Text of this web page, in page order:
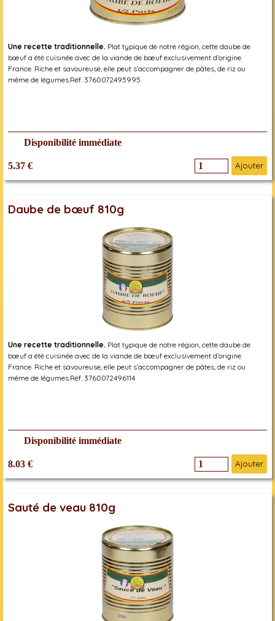
Une recette traditionnelle. Plat typique de notre région, cette daube de
bœuf a été cuisinée avec de la viande de bœuf exclusivement d’origine
France. Riche et savoureuse, elle peut s’accompagner de pâtes, de riz ou
même de légumes.Réf. 3760072495995
Disponibilité immédiate
5.37 € Ajouter
Daube de bœuf 810g
Une recette traditionnelle. Plat typique de notre région, cette daube de
bœuf a été cuisinée avec de la viande de bœuf exclusivement d’origine
France. Riche et savoureuse, elle peut s’accompagner de pâtes, de riz ou
même de légumes.Réf. 3760072496114
Disponibilité immédiate
8.03 € Ajouter
Sauté de veau 810g